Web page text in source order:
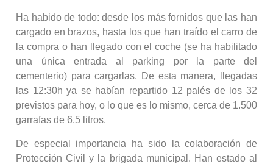
Ha habido de todo: desde los más fornidos que las han
cargado en brazos, hasta los que han traído el carro de
la compra o han llegado con el coche (se ha habilitado
una única entrada al parking por la parte del
cementerio) para cargarlas. De esta manera, llegadas
las 12:30h ya se habían repartido 12 palés de los 32
previstos para hoy, o lo que es lo mismo, cerca de 1.500
garrafas de 6,5 litros.
De especial importancia ha sido la colaboración de
Protección Civil y la brigada municipal. Han estado al